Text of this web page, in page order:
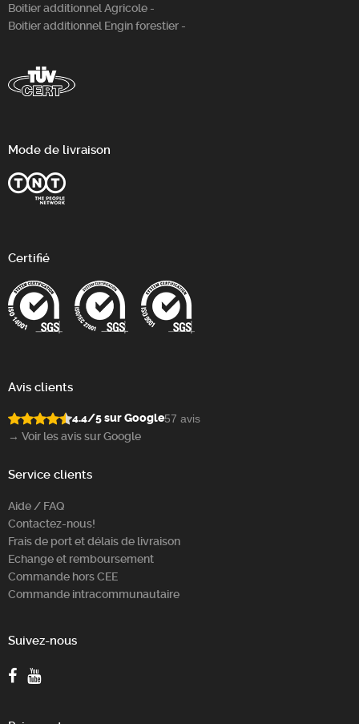
Boitier additionnel Agricole -
Boitier additionnel Engin forestier -
Mode de livraison
Certifié
Avis clients
4.4/5 sur Google57 avis
→ Voir les avis sur Google
Service clients
Aide / FAQ
Contactez-nous!
Frais de port et délais de livraison
Echange et remboursement
Commande hors CEE
Commande intracommunautaire
Suivez-nous